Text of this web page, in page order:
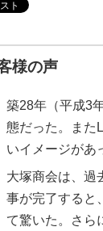
様の声
築28年（平成3
態だった。また
いイメージがあ
大塚商会は、過
事が完了すると
て驚いた。さら